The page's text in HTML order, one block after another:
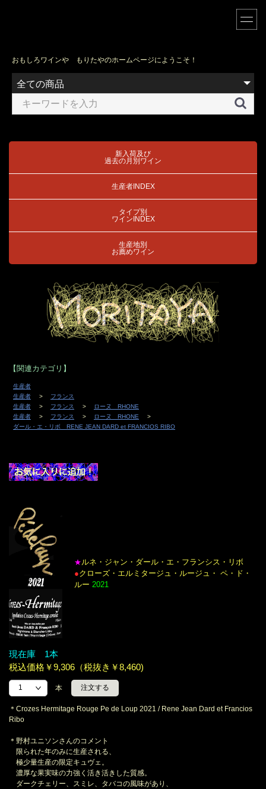
おもしろワインや もりたやのホームページにようこそ！
新入荷及び
過去の月別ワイン
生産者INDEX
タイプ別
ワインINDEX
生産地別
お薦めワイン
【関連カテゴリ】
生産者
生産者
フランス
生産者
フランス
ローヌ RHONE
生産者
フランス
ローヌ RHONE
ダール・エ・リボ RENE JEAN DARD et FRANCIOS RIBO
★ ルネ・ジャン・ダール・エ・フランシス・リボ
●クローズ・エルミタージュ・ルージュ・ ペ・ド・
ルー 2021
現在庫 1本
税込価格￥9,306（税抜き￥8,460)
本
＊Crozes Hermitage Rouge Pe de Loup 2021 / Rene Jean Dard et Francios
Ribo
＊野村ユニソンさんのコメント
限られた年のみに生産される、
極少量生産の限定キュヴェ。
濃厚な果実味の力強く活き活きした質感。
ダークチェリー、スミレ、タバコの風味があり、